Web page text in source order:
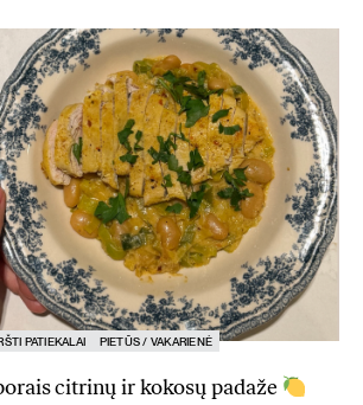
PATIEKALAI PIETŪS / VAKARIENĖ
citrinų ir kokosų padaže